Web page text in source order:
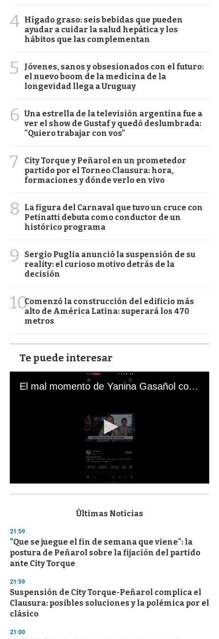
4 Hígado graso: seis bebidas que pueden
ayudar a cuidar la salud hepática y los
hábitos que las complementan
5
Jóvenes, sanos y obsesionados con el futuro:
el nuevo boom de la medicina de la
longevidad llega a Uruguay
6 Una estrella de la televisión argentina fue a
ver el show de Gustaf y quedó deslumbrada:
"Quiero trabajar con vos"
7
City Torque y Peñarol en un prometedor
partido por el Torneo Clausura: hora,
formaciones y dónde verlo en vivo
8
La figura del Carnaval que tuvo un cruce con
Petinatti debuta como conductor de un
histórico programa
9
Sergio Puglia anunció la suspensión de su
reality: el curioso motivo detrás de la
decisión
10Comenzó la construcción del edificio más
alto de América Latina: superará los 470
metros
Te puede interesar
El mal momento de Yanina Gasañol con un hincha argentino en "Subrayado"
s
d
s
o
f
3
s
e
c
o
n
Últimas Noticias
21:59
"Que se juegue el fin de semana que viene": la
postura de Peñarol sobre la fijación del partido
ante City Torque
21:59
Suspensión de City Torque-Peñarol complica el
Clausura: posibles soluciones y la polémica por el
clásico
21:00